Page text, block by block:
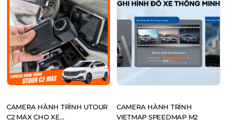
CAMERA HÀNH TRÌNH UTOUR
C2 MAX CHO XE
CAMERA HÀNH TRÌNH
VIETMAP SPEEDMAP M2